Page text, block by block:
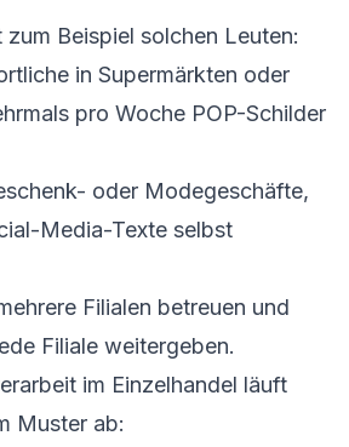
Beispiel solchen Leuten:
in Supermärkten oder
pro Woche POP-Schilder
oder Modegeschäfte,
Media-Texte selbst
Filialen betreuen und
Filiale weitergeben.
im Einzelhandel läuft
Muster ab: